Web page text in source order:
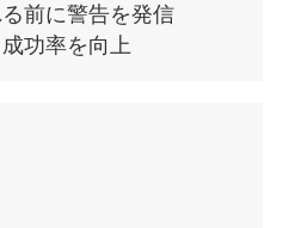
前に警告を発信
功率を向上